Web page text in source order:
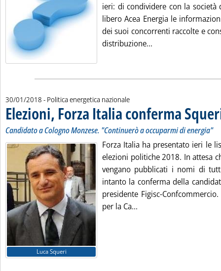
ieri: di condividere con la società
libero Acea Energia le
dei suoi concorrenti raccolte e
distribuzione...
30/01/2018 - Politica energetica nazionale
Elezioni, Forza Italia conferma
Candidato a Cologno Monzese. "Continuerò a occuparmi di energia"
Luca Squeri
Forza Italia ha presentato ieri le
elezioni politiche 2018. In attesa
vengano pubblicati i nomi di
intanto la conferma della
presidente Figisc-
per la Ca...